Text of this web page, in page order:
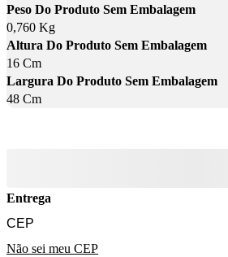
Peso Do Produto Sem Embalagem
0,760 Kg
Altura Do Produto Sem Embalagem
16 Cm
Largura Do Produto Sem Embalagem
48 Cm
Entrega
Não sei meu CEP